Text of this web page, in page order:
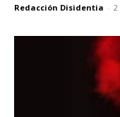
Redacción Disidentia - 2